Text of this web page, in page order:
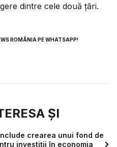
dintre cele două țări.
ROMÂNIA PE WHATSAPP!
ȘI
crearea unui fond de
investiții în economia